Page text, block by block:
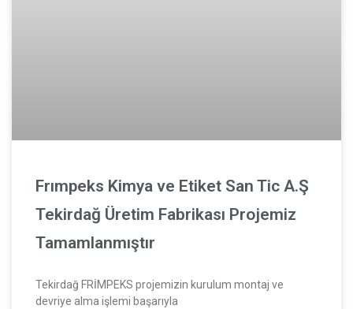
Frımpeks Kimya ve Etiket San Tic A.Ş
Tekirdağ Üretim Fabrikası Projemiz
Tamamlanmıştır
Tekirdağ FRİMPEKS projemizin kurulum montaj ve
devriye alma işlemi başarıyla